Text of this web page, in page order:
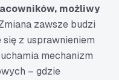
możliwy
zawsze budzi
z usprawnieniem
mechanizm
– gdzie